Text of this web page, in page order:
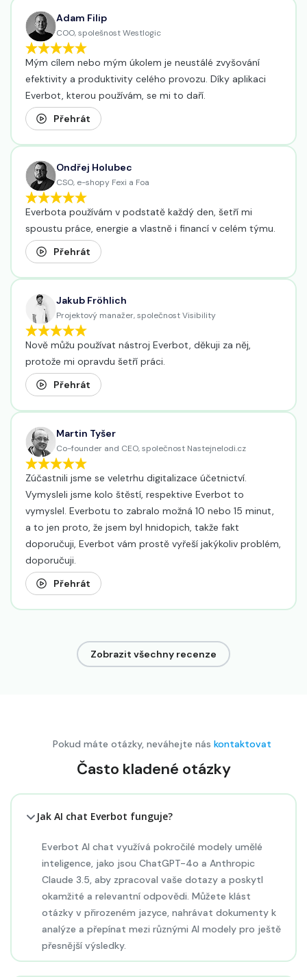
Adam Filip
COO, spolešnost Westlogic
Mým cílem nebo mým úkolem je neustálé zvyšování
efektivity a produktivity celého provozu. Díky aplikaci
Everbot, kterou používám, se mi to daří.
Přehrát
Ondřej Holubec
CSO, e-shopy Fexi a Foa
Everbota používám v podstatě každý den, šetří mi
spoustu práce, energie a vlastně i financí v celém týmu.
Přehrát
Jakub Fröhlich
Projektový manažer, společnost Visibility
Nově můžu používat nástroj Everbot, děkuji za něj,
protože mi opravdu šetří práci.
Přehrát
Martin Tyšer
Co-founder and CEO, společnost Nastejnelodi.cz
Zúčastnili jsme se veletrhu digitalizace účetnictví.
Vymysleli jsme kolo štěstí, respektive Everbot to
vymyslel. Everbotu to zabralo možná 10 nebo 15 minut,
a to jen proto, že jsem byl hnidopich, takže fakt
doporučuji, Everbot vám prostě vyřeší jakýkoliv problém,
doporučuji.
Přehrát
Zobrazit všechny recenze
Pokud máte otázky, neváhejte nás kontaktovat
Často kladené otázky
Jak AI chat Everbot funguje?
Everbot AI chat využívá pokročilé modely umělé
inteligence, jako jsou ChatGPT-4o a Anthropic
Claude 3.5, aby zpracoval vaše dotazy a poskytl
okamžité a relevantní odpovědi. Můžete klást
otázky v přirozeném jazyce, nahrávat dokumenty k
analýze a přepínat mezi různými AI modely pro ještě
přesnější výsledky.